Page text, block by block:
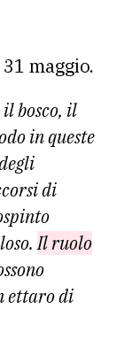
maggio.
bosco, il
in queste
di
Il ruolo
ettaro di